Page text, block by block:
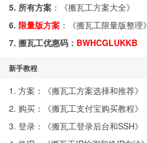
5. 所有方案 ：《搬瓦工方案大全》
6. 限量版方案 ：《搬瓦工限量版整理》
7. 搬瓦工优惠码： BWHCGLUKKB
新手教程
1. 方案：《搬瓦工方案选择和推荐》
2. 购买：《搬瓦工支付宝购买教程》
3. 登录：《搬瓦工登录后台和SSH》